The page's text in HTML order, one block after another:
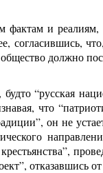
фактам и
согласившись,
должно
“русская
что
он не
отказавшись